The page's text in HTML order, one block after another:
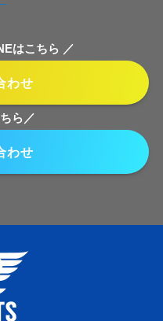
はこちら ／
わせ
ら／
わせ